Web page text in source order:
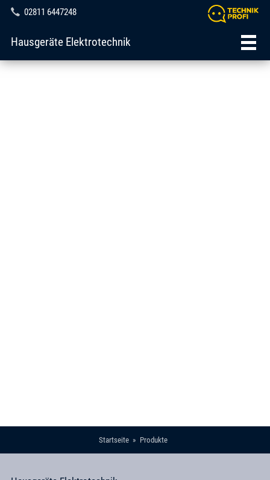
02811 6447248
Hausgeräte Elektrotechnik
Startseite Produkte